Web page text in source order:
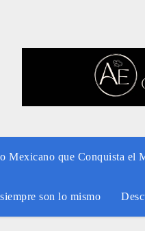
Mexicano que Conquista el
son lo mismo